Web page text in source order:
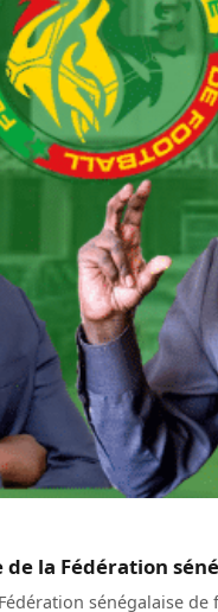
la Fédération
sénégalaise